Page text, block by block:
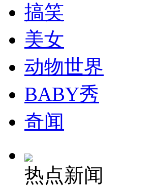
走！跟着总书记去植树
消防员救轻生者
搞笑
美女
动物世界
BABY秀
奇闻
热点新闻